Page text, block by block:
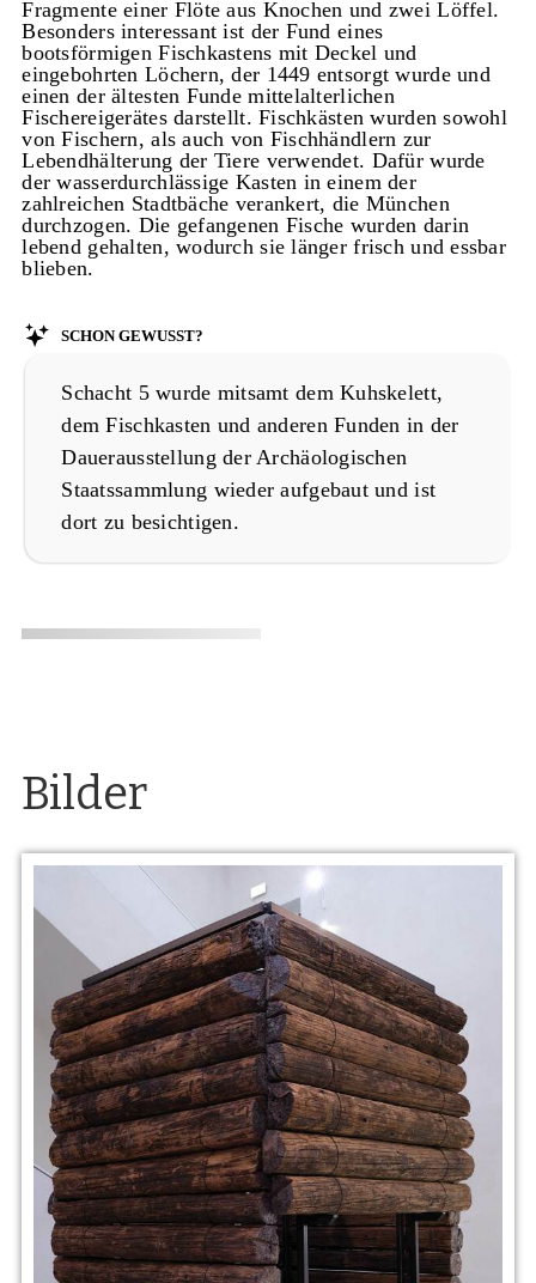
Fragmente einer Flöte aus Knochen und zwei Löffel.
Besonders interessant ist der Fund eines
bootsförmigen Fischkastens mit Deckel und
eingebohrten Löchern, der 1449 entsorgt wurde und
einen der ältesten Funde mittelalterlichen
Fischereigerätes darstellt. Fischkästen wurden sowohl
von Fischern, als auch von Fischhändlern zur
Lebendhälterung der Tiere verwendet. Dafür wurde
der wasserdurchlässige Kasten in einem der
zahlreichen Stadtbäche verankert, die München
durchzogen. Die gefangenen Fische wurden darin
lebend gehalten, wodurch sie länger frisch und essbar
blieben.
Schon gewusst?
Schacht 5 wurde mitsamt dem Kuhskelett,
dem Fischkasten und anderen Funden in der
Dauerausstellung der Archäologischen
Staatssammlung wieder aufgebaut und ist
dort zu besichtigen.
Bilder